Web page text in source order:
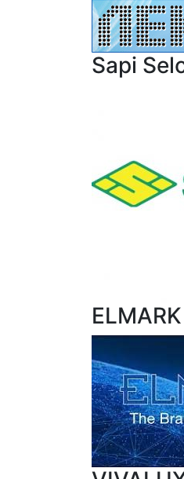
Sapi
ELMARK